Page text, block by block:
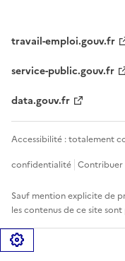
travail-emploi.gouv.fr
service-public.gouv.fr
data.gouv.fr
Accessibilité : totalement
confidentialité Contribuer
Sauf mention explicite de
les contenus de ce site
Gérer les cookies